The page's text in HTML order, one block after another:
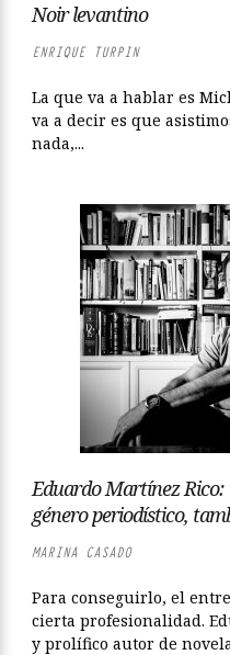
Noir levantino
ENRIQUE TURPIN
La que va a hablar es
va a decir es que
nada,...
Eduardo Martínez Rico:
género periodístico,
MARINA CASADO
Para conseguirlo, el
cierta profesionalidad.
y prolífico autor de